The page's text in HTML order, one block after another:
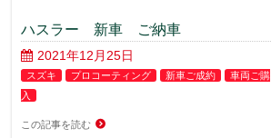
ハスラー 新車 ご納車
2021年12月25日
スズキ プロコーティング 新車ご成約
車両ご購
入
この記事を読む